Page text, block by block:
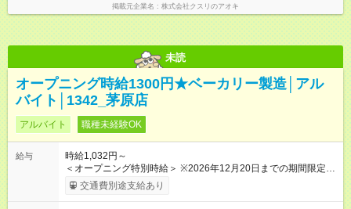
掲載元企業名 株式会社クスリのアオキ
未読
オープニング時給1300円★ベーカリー製造│アル
バイト│1342_茅原店
アルバイト 職種未経験OK
給与
時給1,032円～
＜オープニング特別時給＞ ※2026年12月20日までの期間限定特
別時給 8:30～17:00 時給1300円 ※2026年12月21日～通常時
給適用 8:30～17:00 時給1032円 ※日祝は時給100円ＵＰ！ 22
交通費別途支給あり